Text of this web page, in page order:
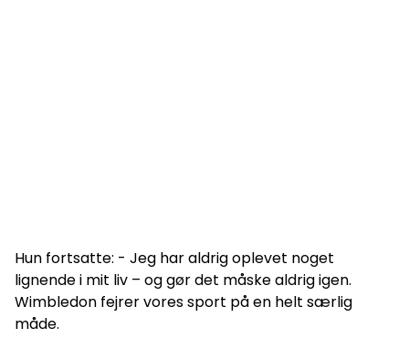
Hun fortsatte: - Jeg har aldrig oplevet noget
lignende i mit liv – og gør det måske aldrig igen.
Wimbledon fejrer vores sport på en helt særlig
måde.